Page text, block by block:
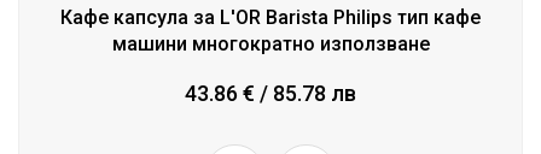
Кафе капсула за L'OR Barista Philips тип кафе
машини многократно използване
43.86 € / 85.78 лв